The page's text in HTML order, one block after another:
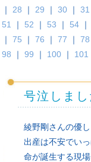
｜ 28 ｜ 29 ｜ 30 ｜ 31
51 ｜ 52 ｜ 53 ｜ 54 ｜
｜ 75 ｜ 76 ｜ 77 ｜ 78
98 ｜ 99 ｜ 100 ｜ 101
号泣しまし
綾野剛さんの優
出産は不安でい
命が誕生する現